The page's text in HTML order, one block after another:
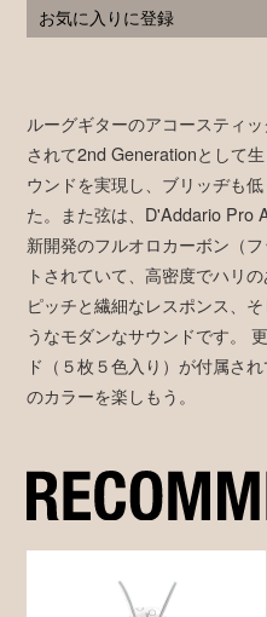
お気に入りに登録
ルーグギターのアコースティ
されて2nd Generationとして
ウンドを実現し、ブリッヂも
た。また弦は、D'Addario Pro
新開発のフルオロカーボン（
トされていて、高密度でハリ
ピッチと繊細なレスポンス、
うなモダンなサウンドです。
ド（５枚５色入り）が付属さ
のカラーを楽しもう。